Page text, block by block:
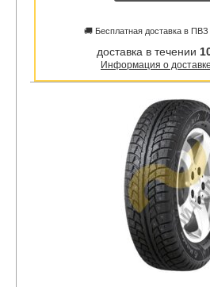
🚚 Бесплатная доставка в
доставка в течении
Информация о